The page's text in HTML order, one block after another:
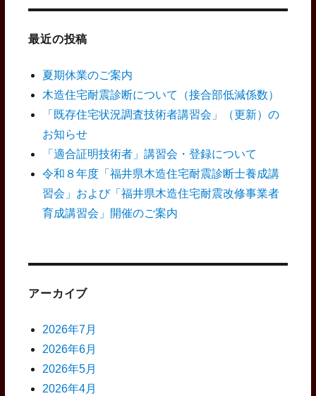
象:
最近の投稿
夏期休業のご案内
木造住宅耐震診断について（接合部低減係数）
「既存住宅状況調査技術者講習会」（更新）の
お知らせ
「適合証明技術者」講習会・登録について
令和８年度「福井県木造住宅耐震診断士養成講
習会」および「福井県木造住宅耐震改修事業者
育成講習会」開催のご案内
アーカイブ
2026年7月
2026年6月
2026年5月
2026年4月